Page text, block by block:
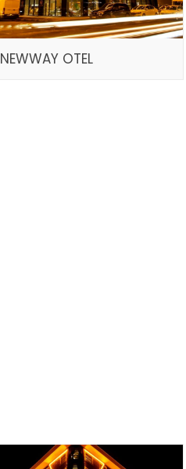
NEWWAY OTEL